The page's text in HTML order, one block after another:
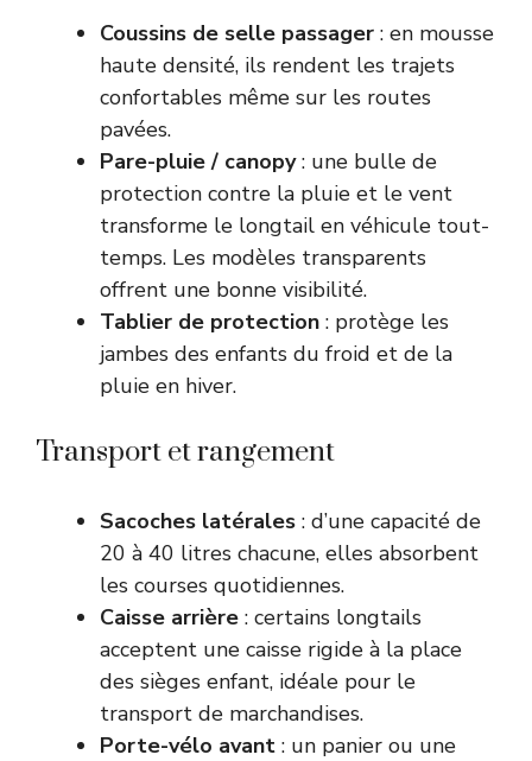
Coussins de selle passager : en mousse
haute densité, ils rendent les trajets
confortables même sur les routes
pavées.
Pare-pluie / canopy: une bulle de
protection contre la pluie et le vent
transforme le longtail en véhicule tout-
temps. Les modèles transparents
offrent une bonne visibilité.
Tablier de protection : protège les
jambes des enfants du froid et de la
pluie en hiver.
Transport et rangement
Sacoches latérales : d’une capacité de
20 à 40 litres chacune, elles absorbent
les courses quotidiennes.
Caisse arrière : certains longtails
acceptent une caisse rigide à la place
des sièges enfant, idéale pour le
transport de marchandises.
Porte-vélo avant : un panier ou une